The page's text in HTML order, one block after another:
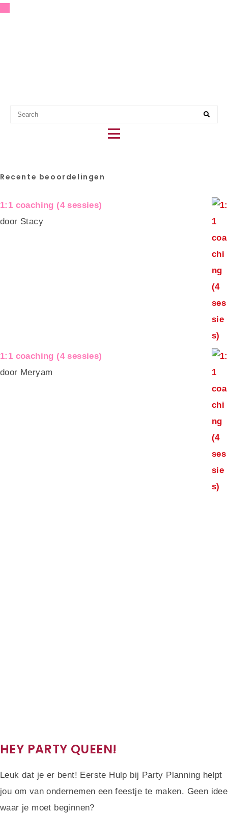
EERSTE HULP BIJ PARTY
PLANNING
Recente beoordelingen
1:1 coaching (4 sessies)
door Stacy
1:1 coaching (4 sessies)
door Meryam
HEY PARTY QUEEN!
Leuk dat je er bent! Eerste Hulp bij Party Planning helpt
jou om van ondernemen een feestje te maken. Geen idee
waar je moet beginnen?